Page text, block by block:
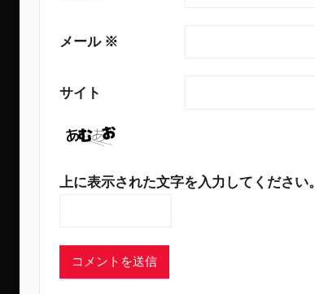
メール ※
サイト
上に表示された文字を入力してください。